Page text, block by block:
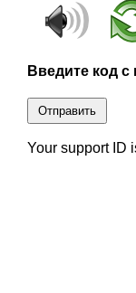
Введите код с
Отправить
Your support ID